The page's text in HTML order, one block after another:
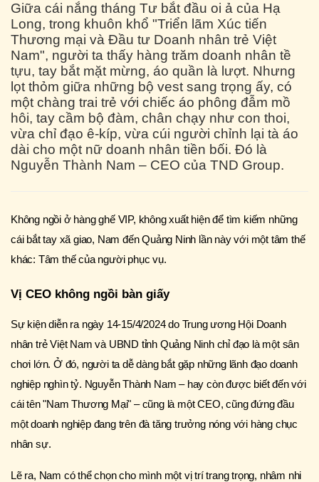
Giữa cái nắng tháng Tư bắt đầu oi ả của Hạ
Long, trong khuôn khổ "Triển lãm Xúc tiến
Thương mại và Đầu tư Doanh nhân trẻ Việt
Nam", người ta thấy hàng trăm doanh nhân tề
tựu, tay bắt mặt mừng, áo quần là lượt. Nhưng
lọt thỏm giữa những bộ vest sang trọng ấy, có
một chàng trai trẻ với chiếc áo phông đẫm mồ
hôi, tay cầm bộ đàm, chân chạy như con thoi,
vừa chỉ đạo ê-kíp, vừa cúi người chỉnh lại tà áo
dài cho một nữ doanh nhân tiền bối. Đó là
Nguyễn Thành Nam – CEO của TND Group.
Không ngồi ở hàng ghế VIP, không xuất hiện để tìm kiếm những
cái bắt tay xã giao, Nam đến Quảng Ninh lần này với một tâm thế
khác: Tâm thế của người phục vụ.
Vị CEO không ngồi bàn giấy
Sự kiện diễn ra ngày 14-15/4/2024 do Trung ương Hội Doanh
nhân trẻ Việt Nam và UBND tỉnh Quảng Ninh chỉ đạo là một sân
chơi lớn. Ở đó, người ta dễ dàng bắt gặp những lãnh đạo doanh
nghiệp nghìn tỷ. Nguyễn Thành Nam – hay còn được biết đến với
cái tên "Nam Thương Mại" – cũng là một CEO, cũng đứng đầu
một doanh nghiệp đang trên đà tăng trưởng nóng với hàng chục
nhân sự.
Lẽ ra, Nam có thể chọn cho mình một vị trí trang trọng, nhâm nhi